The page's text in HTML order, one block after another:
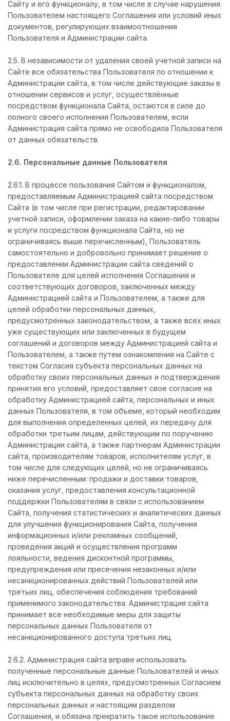
Сайту и его функционалу, в том числе в случае нарушения
Пользователем настоящего Соглашения или условий иных
документов, регулирующих взаимоотношения
Пользователя и Администрации сайта.
2.5. В независимости от удаления своей учетной записи на
Сайте все обязательства Пользователя по отношении к
Администрации сайта, в том числе действующие заказы в
отношении сервисов и услуг, осуществлённые
посредством функционала Сайта, остаются в силе до
полного своего исполнения Пользователем, если
Администрация сайта прямо не освободила Пользователя
от данных обязательств.
2.6. Персональные данные Пользователя
2.6.1. В процессе пользования Сайтом и функционалом,
предоставляемым Администрацией сайта посредством
Сайта (в том числе при регистрации, редактировании
учетной записи, оформлении заказа на какие-либо товары
и услуги посредством функционала Сайта, но не
ограничиваясь выше перечисленным), Пользователь
самостоятельно и добровольно принимает решение о
предоставлении Администрации сайта сведений о
Пользователе для целей исполнения Соглашения и
соответствующих договоров, заключенных между
Администрацией сайта и Пользователем, а также для
целей обработки персональных данных,
предусмотренных законодательством, а также всех иных
уже существующих или заключенных в будущем
соглашений и договоров между Администрацией сайта и
Пользователем, а также путем ознакомления на Сайте с
текстом Согласия субъекта персональных данных на
обработку своих персональных данных и подтверждения
принятия его условий, предоставляет свое согласие на
обработку Администрацией сайта, персональных и иных
данных Пользователя, в том объеме, который необходим
для выполнения определенных целей, их передачу для
обработки третьим лицам, действующим по поручению
Администрации сайта, а также партнерам Администрации
сайта, производителям товаров, исполнителям услуг, в
том числе для следующих целей, но не ограничиваясь
ниже перечисленным: продажи и доставки товаров,
оказания услуг, предоставления консультационной
поддержки Пользователям в связи с использованием
Сайта, получения статистических и аналитических данных
для улучшения функционирования Сайта, получения
информационных и/или рекламных сообщений,
проведения акций и осуществления программ
лояльности, ведения дисконтной программы,
предупреждения или пресечения незаконных и/или
несанкционированных действий Пользователей или
третьих лиц, обеспечения соблюдения требований
применимого законодательства. Администрация сайта
принимает все необходимые меры для защиты
персональных данных Пользователя от
несанкционированного доступа третьих лиц.
2.6.2. Администрация сайта вправе использовать
полученные персональные данные Пользователей и иных
лиц исключительно в целях, предусмотренных Согласием
субъекта персональных данных на обработку своих
персональных данных и настоящим разделом
Соглашения, и обязана прекратить такое использование